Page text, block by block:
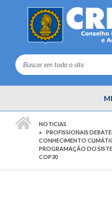
NOTICIAS
PROFISSIONAIS
CONHECIMENTO
PROGRAMAÇÃO DO
COP30